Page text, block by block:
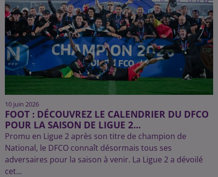
10 juin 2026
FOOT : DÉCOUVREZ LE CALENDRIER DU DFCO
POUR LA SAISON DE LIGUE 2...
Promu en Ligue 2 après son titre de champion de
National, le DFCO connaît désormais tous ses
adversaires pour la saison à venir. La Ligue 2 a dévoilé
cet...